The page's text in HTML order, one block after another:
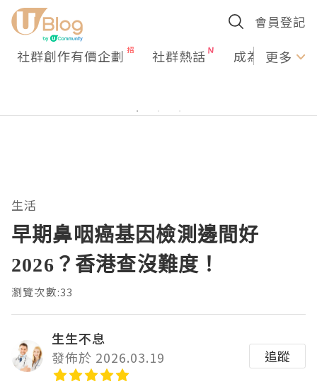
會員登記
社群創作有價企劃 社群熱話 成為U更多
生活
早期鼻咽癌基因檢測邊間好
2026？香港查沒難度！
瀏覽次數:33
生生不息
發佈於 2026.03.19
追蹤